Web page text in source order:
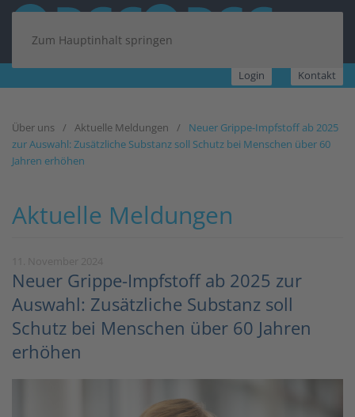
Zum Hauptinhalt springen
Login Kontakt
Über uns Aktuelle Meldungen
Neuer Grippe-Impfstoff ab 2025
zur Auswahl: Zusätzliche Substanz soll Schutz bei Menschen über 60
Jahren erhöhen
Aktuelle Meldungen
Neuer Grippe-Impfstoff ab 2025 zur
Auswahl: Zusätzliche Substanz soll
Schutz bei Menschen über 60 Jahren
erhöhen